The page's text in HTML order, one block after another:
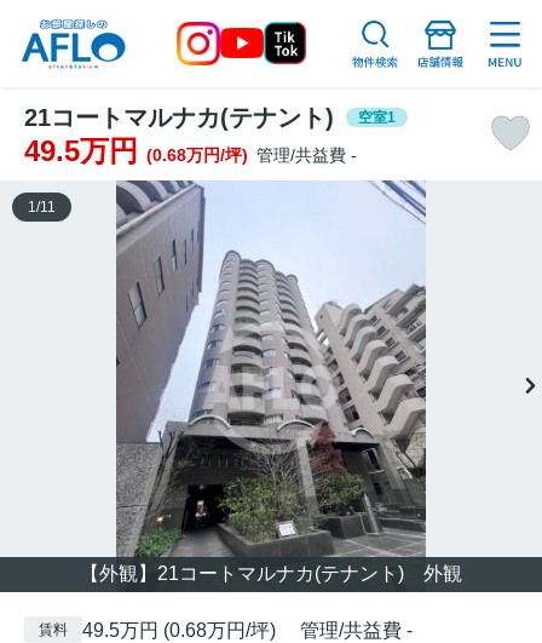
21コートマルナカ(テナント) 空室1
49.5万円 (0.68万円/坪) 管理/共益費 -
【外観】21コートマルナカ(テナント) 外観
1 /11
賃料 49.5万円 (0.68万円/坪) 管理/共益費 -